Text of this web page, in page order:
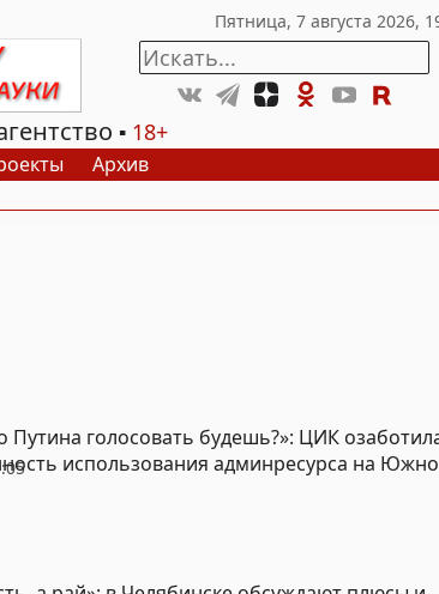
18+
Архив
Путина голосовать будешь?»: ЦИК
использования админресурса на